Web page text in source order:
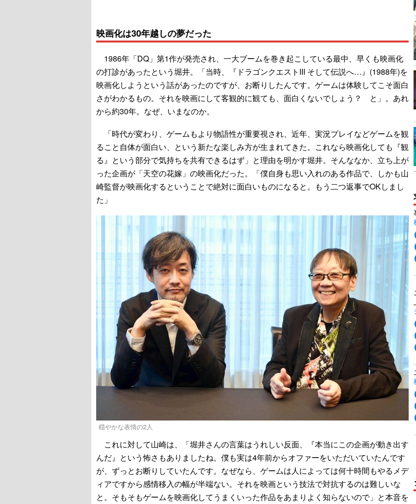
映画化は30年越しの夢だった
1986年「DQ」第1作が発売され、一大ブームを巻き起こしている最中、早くも映画化
の打診があったという堀井。「当時、『ドラゴンクエストIII そして伝説へ…』(1988年)を
映画化しようという話があったのですが、お断りしたんです。ゲームは体験してこそ面白
さがわかるもの。それを映画にして客観的に観ても、面白くないでしょう？ と」。あれ
から約30年。なぜ、いまなのか。
「時代が変わり、ゲームもより物語性が重要視され、近年、実況プレイなどゲームを観
ること自体が面白い、という新たな楽しみ方が生まれてきた。これなら映画化しても『観
る』という部分で気持ちを共有できるはず」と理由を明かす堀井。そんななか、立ち上が
った企画が「天空の花嫁」の映画化だった。「僕自身も思い入れのある作品で、しかも山
崎監督が映画化するということで絶対に面白いものになると。もう二つ返事でOKしまし
た」
穏やかな表情の2人
これに対して山崎は、「堀井さんの言葉はうれしい反面、『本当にこの企画が動き出す
んだ』という怖さもありましたね。僕も実は4年前からオファーをいただいていたんです
が、ずっとお断りしていたんです。なぜなら、ゲームは人によっては何十時間もやるメデ
ィアですから感情移入の幅が半端ない。それを映画という技法で対抗するのは難しいな
と。そもそもゲームを映画化してうまくいった作品をあまりよく知らないので」と本音を